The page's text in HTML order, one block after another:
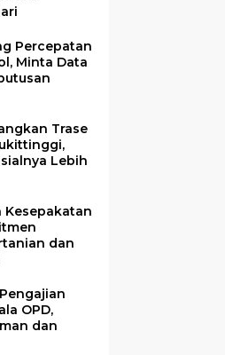
Percepatan
Minta Data
Trase
Lebih
Kesepakatan
dan
OPD,
dan